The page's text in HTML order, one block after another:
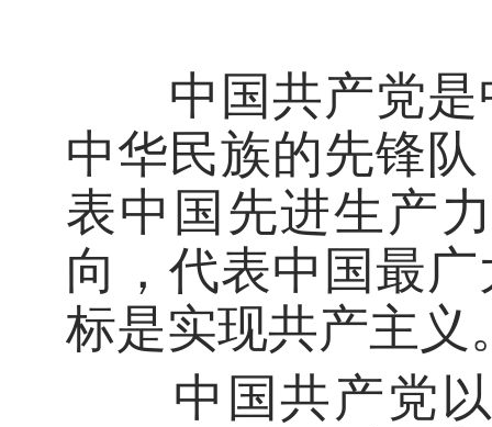
中国共产党是
中华民族的先锋
表中国先进生产
向，代表中国最
标是实现共产主义
中国共产党以